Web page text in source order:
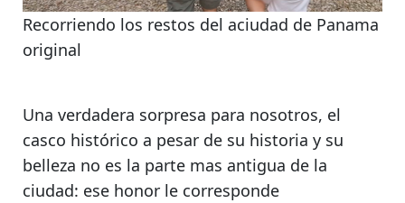
Recorriendo los restos del aciudad de Panama
original
Una verdadera sorpresa para nosotros, el
casco histórico a pesar de su historia y su
belleza no es la parte mas antigua de la
ciudad: ese honor le corresponde